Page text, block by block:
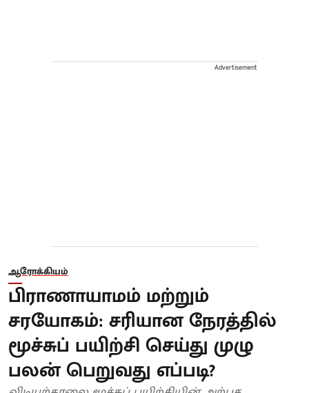
Advertisement
ஆரோக்கியம்
பிராணாயாமம் மற்றும்
சரயோகம்: சரியான நேரத்தில்
மூச்சுப் பயிற்சி செய்து முழு
பலன் பெறுவது எப்படி?